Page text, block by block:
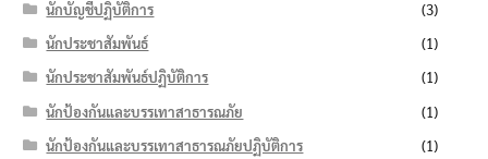
นักบัญชีปฏิบัติการ
(3)
นักประชาสัมพันธ์
(1)
นักประชาสัมพันธ์ปฏิบัติการ
(1)
นักป้องกันและบรรเทาสาธารณภัย
(1)
นักป้องกันและบรรเทาสาธารณภัยปฏิบัติการ
(1)